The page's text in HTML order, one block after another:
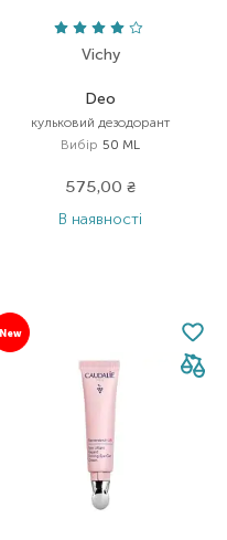
Vichy
Deo
кульковий дезодорант
Вибір 50 ML
575,00₴
В наявності
New